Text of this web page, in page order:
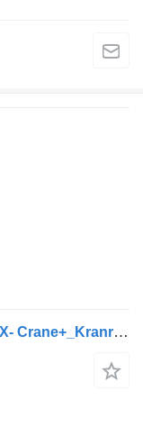
Michelin 525/80R25_176F_Michelin_X- Crane+_Kranreifen_Mobilkran_Restprofi